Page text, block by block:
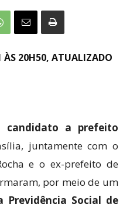
20H50, ATUALIZADO
candidato a prefeito
juntamente com o
e o ex-prefeito de
por meio de um
Previdência Social de